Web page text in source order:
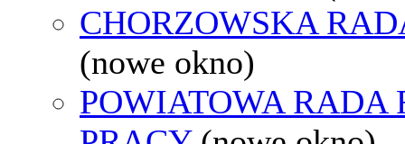
CHORZOWSKA
(nowe okno)
POWIATOWA RADA